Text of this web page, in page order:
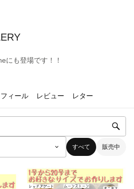
にも登場です！！
ィール レビュー レター
すべて 販売中